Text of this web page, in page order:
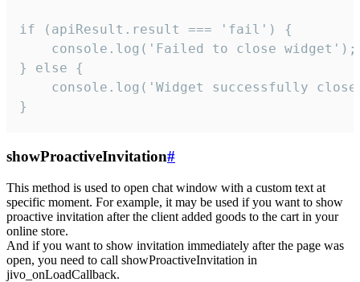
if (apiResult.result === 'fail') {
    console.log('Failed to close widget');
} else {
console.log('Widget successfully
}
showProactiveInvitation#
This method is used to open chat window with a custom text at
specific moment. For example, it may be used if you want to show
proactive invitation after the client added goods to the cart in your
online store.
And if you want to show invitation immediately after the page was
open, you need to call showProactiveInvitation in
jivo_onLoadCallback.